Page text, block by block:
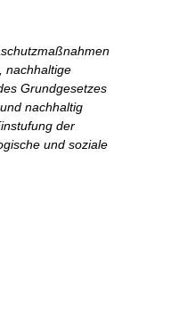
nachhaltige
Grundgesetzes
nachhaltig
der
und soziale